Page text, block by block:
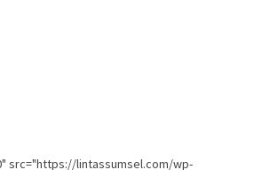
src="https://lintassumsel.com/wp-